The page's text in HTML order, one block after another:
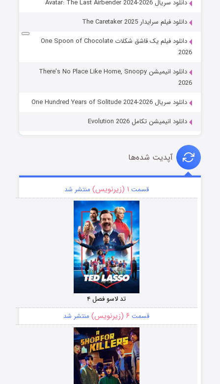
دانلود سریال Avatar: The Last Airbender 2024-2026
دانلود فیلم سرایدار The Caretaker 2025
دانلود فیلم یک قاشق شکلات One Spoon of Chocolate
2026
دانلود انیمیشن There’s No Place Like Home, Snoopy
2026
دانلود سریال One Hundred Years of Solitude 2024-2026
دانلود انیمیشن تکامل Evolution 2026
آپدیت شده‌ها
قسمت ۱ (زیرنویس) منتشر شد
تد لاسو فصل ۴
قسمت ۶ (زیرنویس) منتشر شد